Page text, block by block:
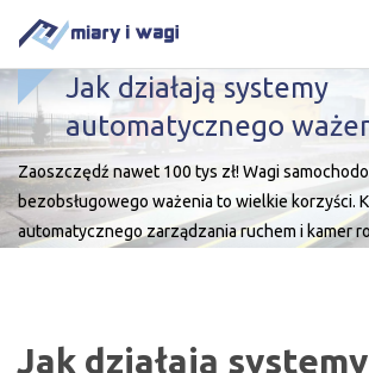
Jak działają systemy
automatycznego
Zaoszczędź nawet 100 tys zł! Wagi
bezobsługowego ważenia to wielkie korzyści.
automatycznego zarządzania ruchem i kamer
obniżyć długoterminowe koszty, eliminując
Jak działają systemy